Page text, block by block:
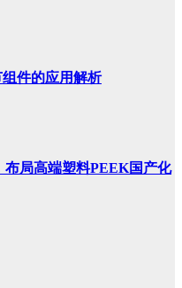
件的应用解析
局高端塑料PEEK国产化